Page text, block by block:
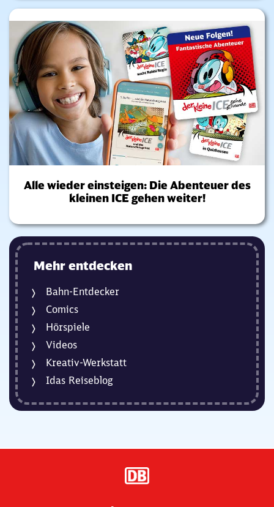
Alle wieder einsteigen: Die Abenteuer des
kleinen ICE gehen weiter!
Mehr entdecken
Bahn-Entdecker
Comics
Hörspiele
Videos
Kreativ-Werkstatt
Idas Reiseblog